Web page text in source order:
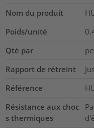
Nom du produit
Poids/unité
Qté par
Rapport de rétreint
Référence
Résistance aux choc
s thermiques